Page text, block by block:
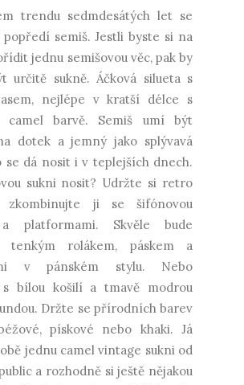
trendu sedmdesátých let se
popředí semiš. Jestli byste si na
jednu semišovou věc, pak by
určitě sukně. Áčková silueta s
nejlépe v kratší délce s
barvě. Semiš umí být
dotek a jemný jako splývavá
se dá nosit i v teplejších dnech.
sukni nosit? Udržte si retro
zkombinujte ji se šifónovou
platformami. Skvěle bude
tenkým rolákem, páskem a
v pánském stylu. Nebo
s bílou košilí a tmavě modrou
Držte se přírodních barev
pískové nebo khaki. Já
jednu camel vintage sukni od
a rozhodně si ještě nějakou